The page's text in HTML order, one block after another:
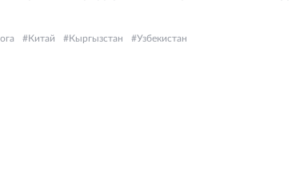
Китай Кыргызстан Узбекистан